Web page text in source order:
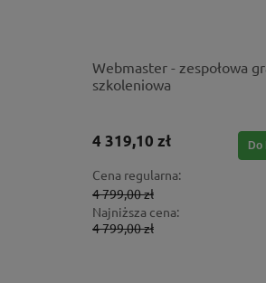
Webmaster - zespołowa
szkoleniowa
4 319,10 zł
Cena regularna:
4 799,00 zł
Najniższa cena:
4 799,00 zł
Do